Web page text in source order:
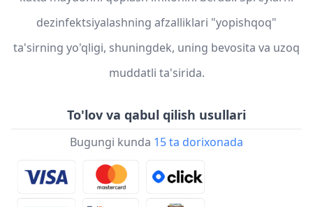
dezinfektsiyalashning afzalliklari "yopishqoq"
ta'sirning yo'qligi, shuningdek, uning bevosita va uzoq
muddatli ta'sirida.
To'lov va qabul qilish usullari
Bugungi kunda 15 ta dorixonada